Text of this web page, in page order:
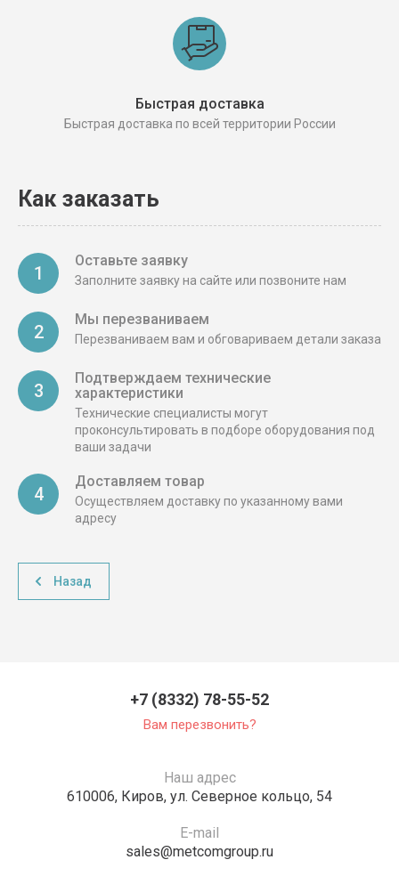
Быстрая доставка
Быстрая доставка по всей территории России
Как заказать
1
Оставьте заявку
Заполните заявку на сайте или позвоните нам
2
Мы перезваниваем
Перезваниваем вам и обговариваем детали заказа
3
Подтверждаем технические
характеристики
Технические специалисты могут
проконсультировать в подборе оборудования под
ваши задачи
4
Доставляем товар
Осуществляем доставку по указанному вами
адресу
Назад
+7 (8332) 78-55-52
Вам перезвонить?
Наш адрес
610006, Киров, ул. Северное кольцо, 54
E-mail
sales@metcomgroup.ru